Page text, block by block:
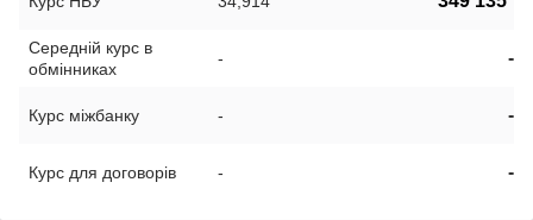
Середній курс в
обмінниках
- -
Курс міжбанку - -
Курс для договорів - -